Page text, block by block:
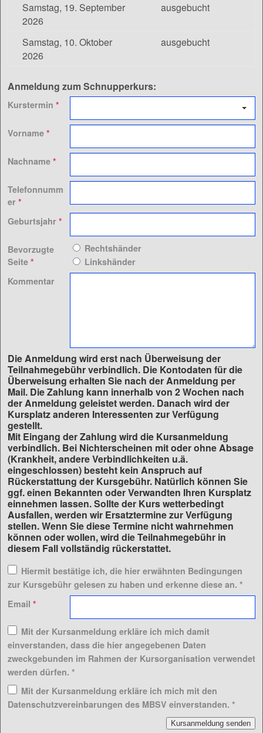
Samstag, 19. September
2026
ausgebucht
Samstag, 10. Oktober
2026
ausgebucht
Anmeldung zum Schnupperkurs:
Kurstermin *
Vorname *
Nachname *
Telefonnumm
er *
Geburtsjahr *
Bevorzugte
Seite *
Rechtshänder
Linkshänder
Kommentar
Die Anmeldung wird erst nach Überweisung der
Teilnahmegebühr verbindlich. Die Kontodaten für die
Überweisung erhalten Sie nach der Anmeldung per
Mail. Die Zahlung kann innerhalb von 2 Wochen nach
der Anmeldung geleistet werden. Danach wird der
Kursplatz anderen Interessenten zur Verfügung
gestellt.
Mit Eingang der Zahlung wird die Kursanmeldung
verbindlich. Bei Nichterscheinen mit oder ohne Absage
(Krankheit, andere Verbindlichkeiten u.ä.
eingeschlossen) besteht kein Anspruch auf
Rückerstattung der Kursgebühr. Natürlich können Sie
ggf. einen Bekannten oder Verwandten Ihren Kursplatz
einnehmen lassen. Sollte der Kurs wetterbedingt
Ausfallen, werden wir Ersatztermine zur Verfügung
stellen. Wenn Sie diese Termine nicht wahrnehmen
können oder wollen, wird die Teilnahmegebühr in
diesem Fall vollständig rückerstattet.
Hiermit bestätige ich, die hier erwähnten Bedingungen
zur Kursgebühr gelesen zu haben und erkenne diese an. *
Email *
Mit der Kursanmeldung erkläre ich mich damit
einverstanden, dass die hier angegebenen Daten
zweckgebunden im Rahmen der Kursorganisation verwendet
werden dürfen. *
Mit der Kursanmeldung erkläre ich mich mit den
Datenschutzvereinbarungen des MBSV einverstanden. *
Kursanmeldung senden